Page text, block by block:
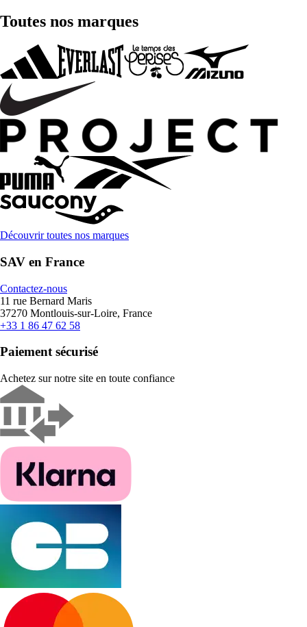
Toutes nos marques
Découvrir toutes nos marques
SAV en France
Contactez-nous
11 rue Bernard Maris
37270 Montlouis-sur-Loire, France
+33 1 86 47 62 58
Paiement sécurisé
Achetez sur notre site en toute confiance